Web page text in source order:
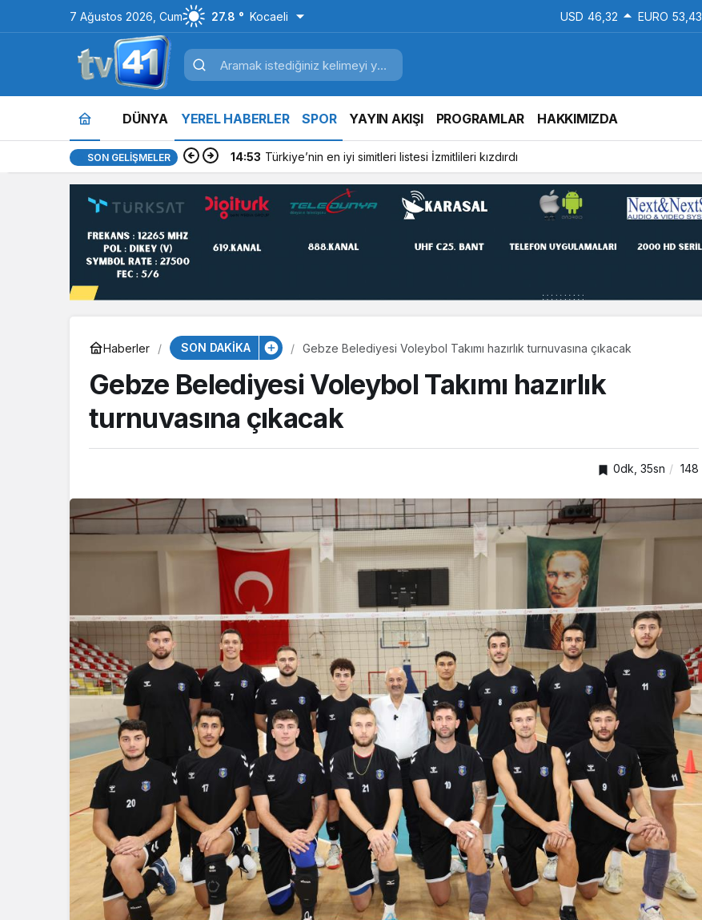
7 Ağustos 2026, Cum 27.8 ° Kocaeli USD 46,32 EURO 53,43
DÜNYA YEREL HABERLER SPOR YAYIN AKIŞI PROGRAMLAR HAKKIMIZDA
SON GELIŞMELER 14:53 Türkiye’nin en iyi simitleri listesi İzmitlileri kızdırdı
Haberler SON DAKİKA Gebze Belediyesi Voleybol Takımı hazırlık turnuvasına çıkacak
Gebze Belediyesi Voleybol Takımı hazırlık
turnuvasına çıkacak
0dk, 35sn 148
TOP20HABER
Güreşçi Alperen Tokgöz
Akdeniz Oyunları’nda
Türkiye’yi temsil edecek
TOP20HABER
Türkiye’nin en iyi simitleri
listesi İzmitlileri kızdırdı